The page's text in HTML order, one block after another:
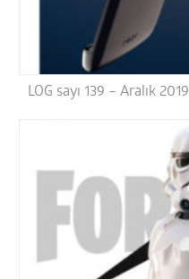
LOG sayı 139 – Aralık 2019